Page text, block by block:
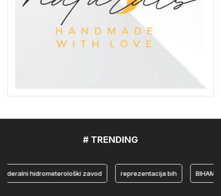
# TRENDING
hidrometerološki zavod reprezentacija bih BIHAMK